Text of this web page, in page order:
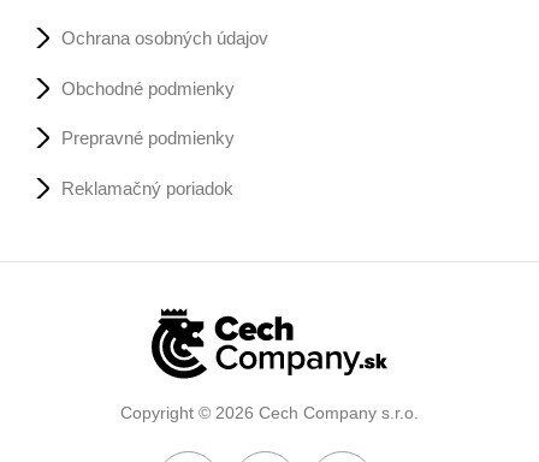
Ochrana osobných údajov
Obchodné podmienky
Prepravné podmienky
Reklamačný poriadok
Copyright © 2026 Cech Company s.r.o.